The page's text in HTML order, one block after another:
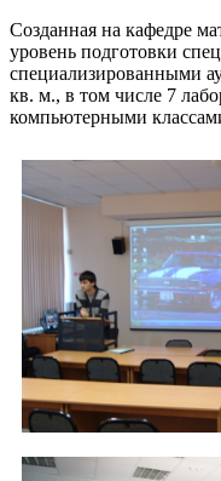
Созданная на кафедре
уровень подготовки
специализированными
кв. м., в том числе 7
компьютерными